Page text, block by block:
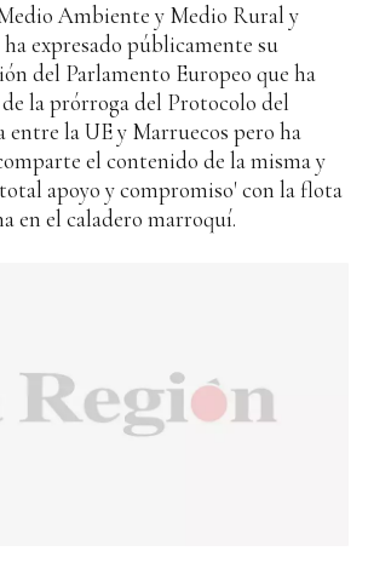
Ambiente y Medio Rural y
expresado públicamente su
del Parlamento Europeo que ha
la prórroga del Protocolo del
entre la UE y Marruecos pero ha
el contenido de la misma y
apoyo y compromiso' con la flota
en el caladero marroquí.